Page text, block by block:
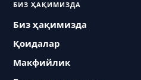
БИЗ ҲАҚИМИЗДА
Биз ҳақимизда
Қоидалар
Макфийлик